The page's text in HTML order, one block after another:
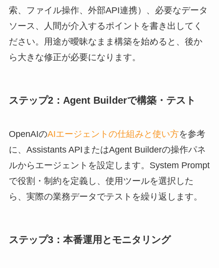
索、ファイル操作、外部API連携）、必要なデータ
ソース、人間が介入するポイントを書き出してく
ださい。用途が曖昧なまま構築を始めると、後か
ら大きな修正が必要になります。
ステップ2：Agent Builderで構築・テスト
OpenAIのAIエージェントの仕組みと使い方を参考
に、Assistants APIまたはAgent Builderの操作パネ
ルからエージェントを設定します。System Prompt
で役割・制約を定義し、使用ツールを選択した
ら、実際の業務データでテストを繰り返します。
ステップ3：本番運用とモニタリング